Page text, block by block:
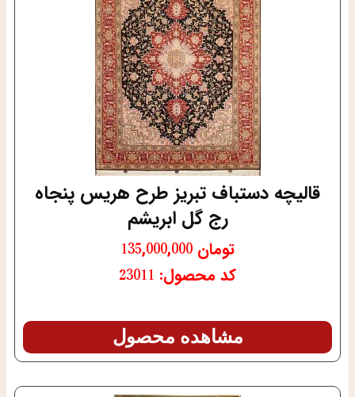
قالیچه دستباف تبریز طرح هریس پنجاه
رج گل ابریشم
تومان
کد محصول: 23011
مشاهده محصول